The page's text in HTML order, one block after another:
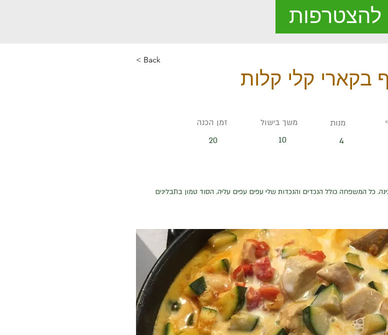
להצטרפות
< Back
בקארי קלי קלות
זמן הכנה
20
משך בישול
10
מנות
4
כל המשפחה כולל הנכדים והנכדות שלי עפים עפים עליה. הסוד טמון בתבלינים